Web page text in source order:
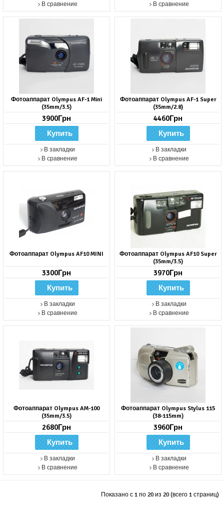
В сравнение
В сравнение
Фотоаппарат Olympus AF-1 Mini
(35mm/3.5)
3900Грн
В закладки
В сравнение
Фотоаппарат Olympus AF-1 Super
(35mm/2.8)
4460Грн
В закладки
В сравнение
Фотоаппарат Olympus AF10 MINI
3300Грн
В закладки
В сравнение
Фотоаппарат Olympus AF10 Super
(35mm/3.5)
3970Грн
В закладки
В сравнение
Фотоаппарат Olympus AM-100
(35mm/3.5)
2680Грн
В закладки
В сравнение
Фотоаппарат Olympus Stylus 115
(38-115mm)
3960Грн
В закладки
В сравнение
Показано с 1 по 20 из 20 (всего 1 страниц)